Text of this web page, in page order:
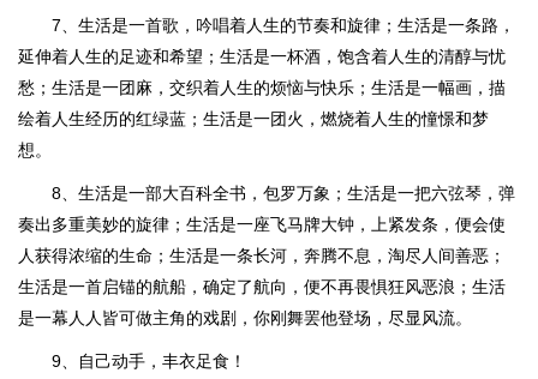
7、生活是一首歌，吟唱着人生的节奏和旋律；生活是一条路，
延伸着人生的足迹和希望；生活是一杯酒，饱含着人生的清醇与忧
愁；生活是一团麻，交织着人生的烦恼与快乐；生活是一幅画，描
绘着人生经历的红绿蓝；生活是一团火，燃烧着人生的憧憬和梦
想。
8、生活是一部大百科全书，包罗万象；生活是一把六弦琴，弹
奏出多重美妙的旋律；生活是一座飞马牌大钟，上紧发条，便会使
人获得浓缩的生命；生活是一条长河，奔腾不息，淘尽人间善恶；
生活是一首启锚的航船，确定了航向，便不再畏惧狂风恶浪；生活
是一幕人人皆可做主角的戏剧，你刚舞罢他登场，尽显风流。
9、自己动手，丰衣足食！